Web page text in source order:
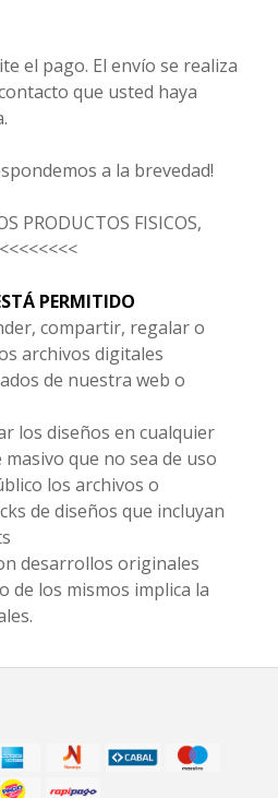
el pago. El envío se realiza
que usted haya
a la brevedad!
PRODUCTOS FISICOS,
PERMITIDO
compartir, regalar o
archivos digitales
de nuestra web o
los diseños en cualquier
que no sea de uso
los archivos o
de diseños que incluyan
desarrollos originales
de los mismos implica la